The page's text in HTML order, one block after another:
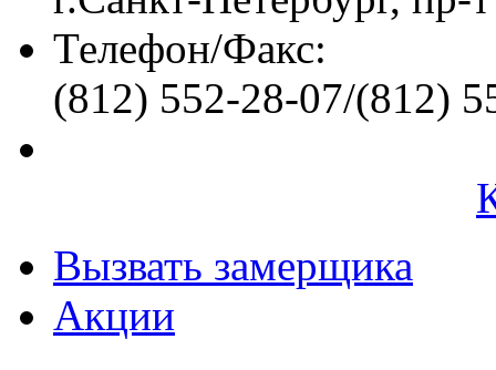
Телефон/Факс:
(812) 552-28-07/(812)
Вызвать замерщика
Акции